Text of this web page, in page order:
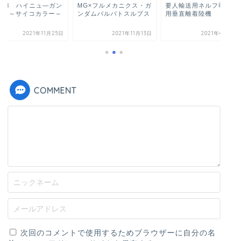
フルメカニクス・ガ
ムバルバトスルプス
2021年11月13日
要人輸送用ネルフ司令官
用垂直離着陸機
2021年4月26日
RX-93 ハイニュ―
ダム ～サイコカラ
2021年11
COMMENT
次回のコメントで使用するためブラウザーに自分の名